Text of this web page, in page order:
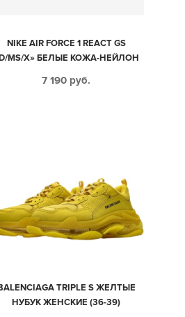
NIKE AIR FORCE 1 REACT GS
MS/X» БЕЛЫЕ КОЖА-НЕЙЛОН
7 190 руб.
TRIPLE S ЖЕЛТЫЕ
НУБУК ЖЕНСКИЕ (36-39)